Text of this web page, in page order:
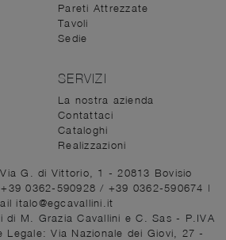
Pareti Attrezzate
Tavoli
Sedie
SERVIZI
La nostra azienda
Contattaci
Cataloghi
Realizzazioni
G. di Vittorio, 1 - 20813 Bovisio
0362-590928/ +39 0362-590674 |
italo@egcavallini.it
di M. Grazia Cavallini e C. Sas - P.IVA
Legale: Via Nazionale dei Giovi, 27 -